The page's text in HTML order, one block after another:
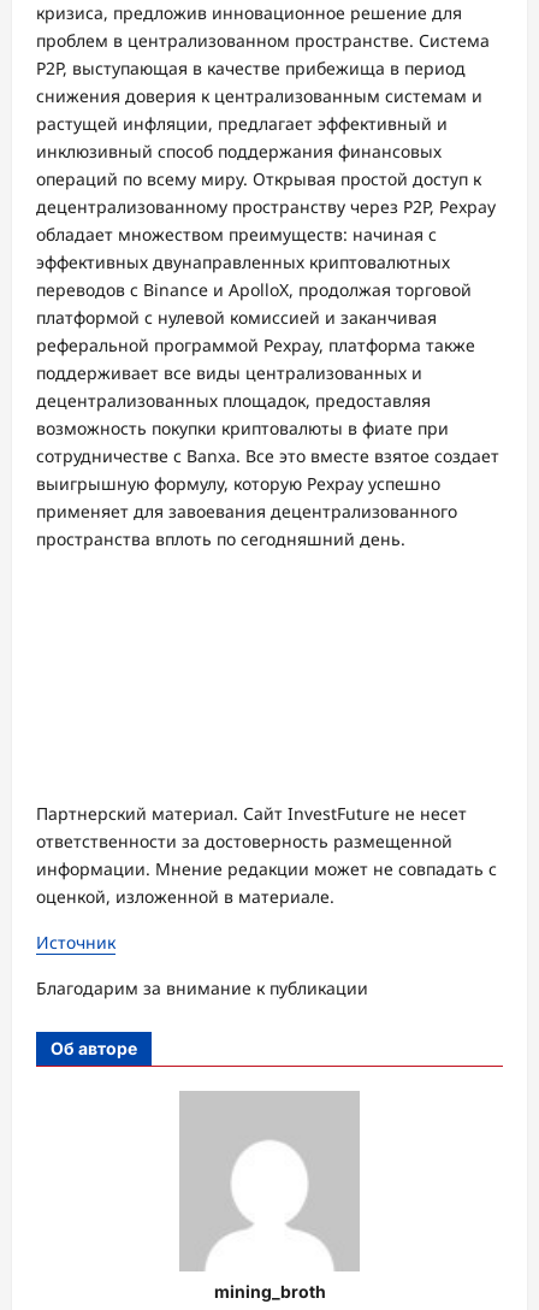
кризиса, предложив инновационное решение для
проблем в централизованном пространстве. Система
P2P, выступающая в качестве прибежища в период
снижения доверия к централизованным системам и
растущей инфляции, предлагает эффективный и
инклюзивный способ поддержания финансовых
операций по всему миру. Открывая простой доступ к
децентрализованному пространству через P2P, Pexpay
обладает множеством преимуществ: начиная с
эффективных двунаправленных криптовалютных
переводов с Binance и ApolloX, продолжая торговой
платформой с нулевой комиссией и заканчивая
реферальной программой Pexpay, платформа также
поддерживает все виды централизованных и
децентрализованных площадок, предоставляя
возможность покупки криптовалюты в фиате при
сотрудничестве с Banxa. Все это вместе взятое создает
выигрышную формулу, которую Pexpay успешно
применяет для завоевания децентрализованного
пространства вплоть по сегодняшний день.
Партнерский материал. Сайт InvestFuture не несет
ответственности за достоверность размещенной
информации. Мнение редакции может не совпадать с
оценкой, изложенной в материале.
Источник
Благодарим за внимание к публикации
Об авторе
mining_broth